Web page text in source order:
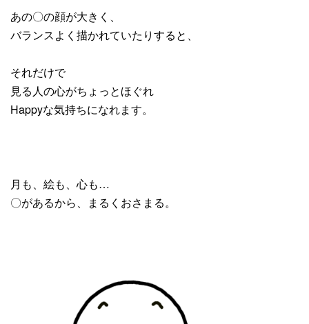
あの〇の顔が大きく、
バランスよく描かれていたりすると、
それだけで
見る人の心がちょっとほぐれ
Happyな気持ちになれます。
月も、絵も、心も…
〇があるから、まるくおさまる。